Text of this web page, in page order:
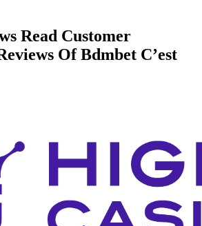
Read Customer
Of Bdmbet C’est